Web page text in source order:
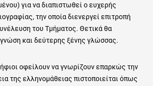
για να διαπιστωθεί ο ευχερής
την οποία διενεργεί επιτροπή
του Τμήματος. Θετικά θα
γνώση και δεύτερης ξένης γλώσσας.
οφείλουν να γνωρίζουν επαρκώς την
της ελληνομάθειας πιστοποιείται όπως